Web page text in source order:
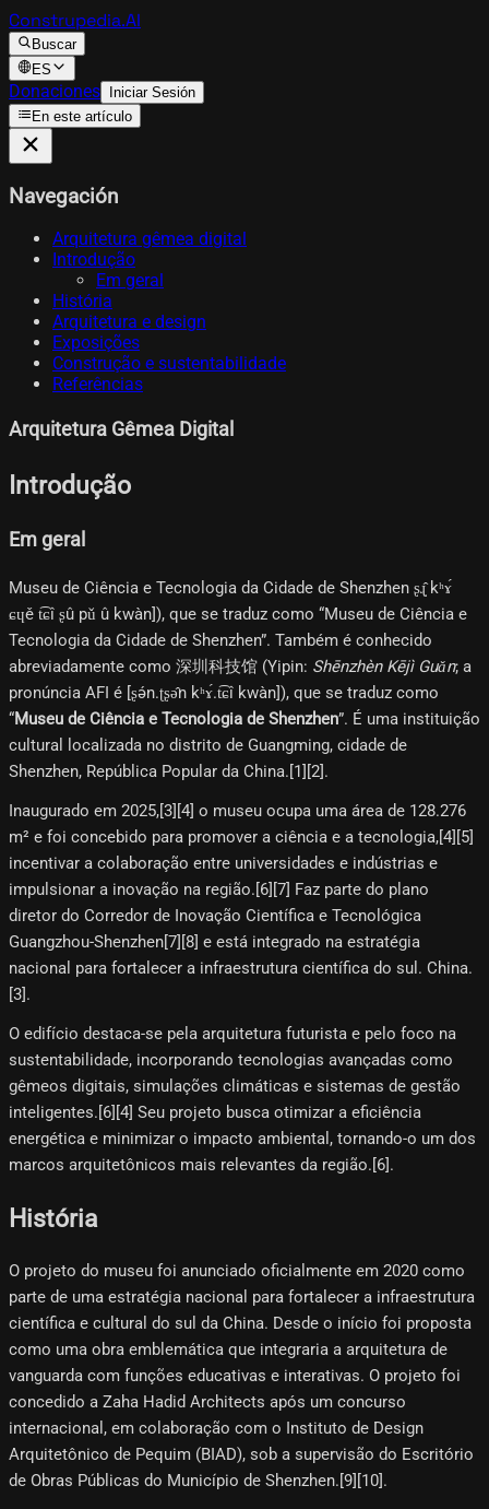
Construpedia.AI
Buscar
ES
Donaciones Iniciar Sesión
En este artículo
Navegación
Arquitetura gêmea digital
Introdução
Em geral
História
Arquitetura e design
Exposições
Construção e sustentabilidade
Referências
Arquitetura Gêmea Digital
Introdução
Em geral
Museu de Ciência e Tecnologia da Cidade de Shenzhen ʂɻ̩̂ kʰɤ́
ɕɥě t͡ɕî ʂû pǔ û kwàn]), que se traduz como “Museu de Ciência e
Tecnologia da Cidade de Shenzhen”. Também é conhecido
abreviadamente como 深圳科技馆 (Yipin: Shēnzhèn Kējì Guǎn; a
pronúncia AFI é [ʂə́n.ʈʂə̂n kʰɤ́.t͡ɕî kwàn]), que se traduz como
“Museu de Ciência e Tecnologia de Shenzhen”. É uma instituição
cultural localizada no distrito de Guangming, cidade de
Shenzhen, República Popular da China.[1][2]​.
Inaugurado em 2025,[3]​[4]​ o museu ocupa uma área de 128.276
m² e foi concebido para promover a ciência e a tecnologia,[4]​[5]​
incentivar a colaboração entre universidades e indústrias e
impulsionar a inovação na região.[6]​[7]​ Faz parte do plano
diretor do Corredor de Inovação Científica e Tecnológica
Guangzhou-Shenzhen[7]​[8]​ e está integrado na estratégia
nacional para fortalecer a infraestrutura científica do sul. China.
[3]​.
O edifício destaca-se pela arquitetura futurista e pelo foco na
sustentabilidade, incorporando tecnologias avançadas como
gêmeos digitais, simulações climáticas e sistemas de gestão
inteligentes.[6]​[4]​ Seu projeto busca otimizar a eficiência
energética e minimizar o impacto ambiental, tornando-o um dos
marcos arquitetônicos mais relevantes da região.[6]​.
História
O projeto do museu foi anunciado oficialmente em 2020 como
parte de uma estratégia nacional para fortalecer a infraestrutura
científica e cultural do sul da China. Desde o início foi proposta
como uma obra emblemática que integraria a arquitetura de
vanguarda com funções educativas e interativas. O projeto foi
concedido a Zaha Hadid Architects após um concurso
internacional, em colaboração com o Instituto de Design
Arquitetônico de Pequim (BIAD), sob a supervisão do Escritório
de Obras Públicas do Município de Shenzhen.[9]​[10]​.